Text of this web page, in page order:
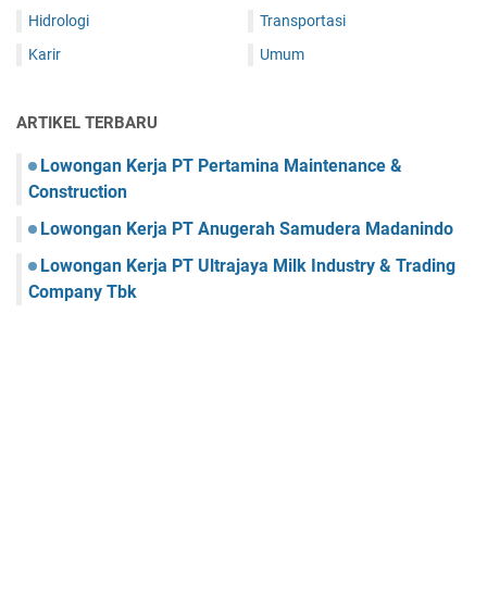
Hidrologi
Karir
Transportasi
Umum
ARTIKEL TERBARU
Lowongan Kerja PT Pertamina Maintenance &
Construction
Lowongan Kerja PT Anugerah Samudera Madanindo
Lowongan Kerja PT Ultrajaya Milk Industry & Trading
Company Tbk